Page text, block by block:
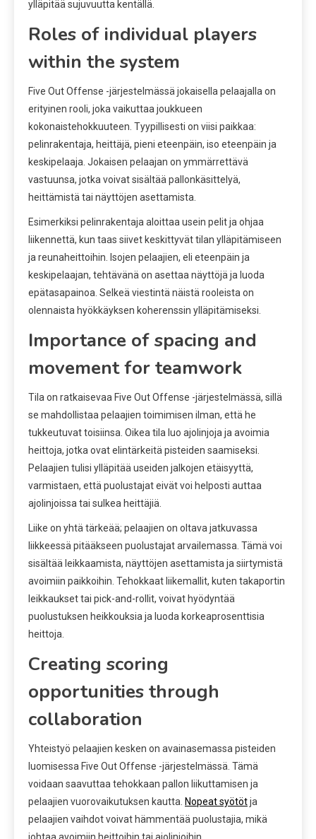
ylläpitää sujuvuutta kentällä.
Roles of individual players
within the system
Five Out Offense -järjestelmässä jokaisella pelaajalla on
erityinen rooli, joka vaikuttaa joukkueen
kokonaistehokkuuteen. Tyypillisesti on viisi paikkaa:
pelinrakentaja, heittäjä, pieni eteenpäin, iso eteenpäin ja
keskipelaaja. Jokaisen pelaajan on ymmärrettävä
vastuunsa, jotka voivat sisältää pallonkäsittelyä,
heittämistä tai näyttöjen asettamista.
Esimerkiksi pelinrakentaja aloittaa usein pelit ja ohjaa
liikennettä, kun taas siivet keskittyvät tilan ylläpitämiseen
ja reunaheittoihin. Isojen pelaajien, eli eteenpäin ja
keskipelaajan, tehtävänä on asettaa näyttöjä ja luoda
epätasapainoa. Selkeä viestintä näistä rooleista on
olennaista hyökkäyksen koherenssin ylläpitämiseksi.
Importance of spacing and
movement for teamwork
Tila on ratkaisevaa Five Out Offense -järjestelmässä, sillä
se mahdollistaa pelaajien toimimisen ilman, että he
tukkeutuvat toisiinsa. Oikea tila luo ajolinjoja ja avoimia
heittoja, jotka ovat elintärkeitä pisteiden saamiseksi.
Pelaajien tulisi ylläpitää useiden jalkojen etäisyyttä,
varmistaen, että puolustajat eivät voi helposti auttaa
ajolinjoissa tai sulkea heittäjiä.
Liike on yhtä tärkeää; pelaajien on oltava jatkuvassa
liikkeessä pitääkseen puolustajat arvailemassa. Tämä voi
sisältää leikkaamista, näyttöjen asettamista ja siirtymistä
avoimiin paikkoihin. Tehokkaat liikemallit, kuten takaportin
leikkaukset tai pick-and-rollit, voivat hyödyntää
puolustuksen heikkouksia ja luoda korkeaprosenttisia
heittoja.
Creating scoring
opportunities through
collaboration
Yhteistyö pelaajien kesken on avainasemassa pisteiden
luomisessa Five Out Offense -järjestelmässä. Tämä
voidaan saavuttaa tehokkaan pallon liikuttamisen ja
pelaajien vuorovaikutuksen kautta. Nopeat syötötja
pelaajien vaihdot voivat hämmentää puolustajia, mikä